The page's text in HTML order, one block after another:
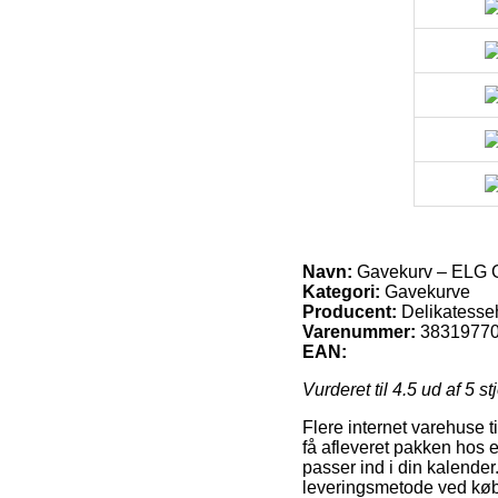
Navn: Gavekurv – ELG
Kategori: Gavekurve
Producent:
Varenummer:
EAN:
Vurderet til 4.5 ud af 5
Flere internet varehuse
få afleveret pakken hos
passer ind i din
leveringsmetode ved